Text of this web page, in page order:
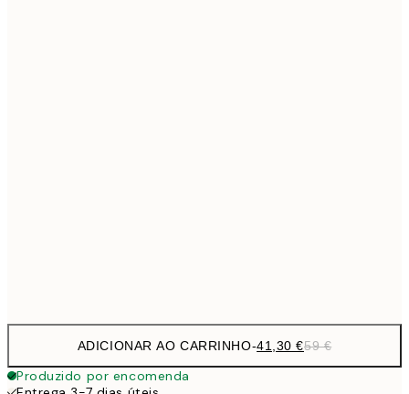
ADICIONAR AO CARRINHO-41,30 €59 €
Produzido por encomenda